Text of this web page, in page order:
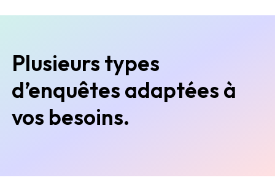
Plusieurs types
d’enquêtes adaptées à
vos besoins.